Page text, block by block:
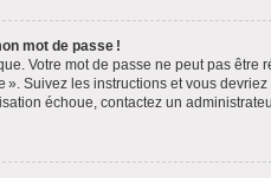
mot de passe !
Votre mot de passe ne peut pas
». Suivez les instructions et vous
échoue, contactez un